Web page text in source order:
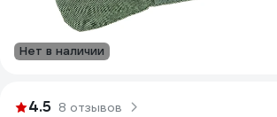
Нет в наличии
4.5 8 отзывов